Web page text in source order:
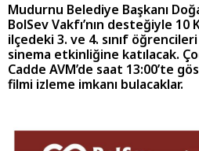
Mudurnu Belediye Başkanı
BolSev Vakfı’nın desteğiyle 10
ilçedeki 3. ve 4. sınıf
sinema etkinliğine katılacak.
Cadde AVM’de saat 13:00’te
filmi izleme imkanı bulacaklar.